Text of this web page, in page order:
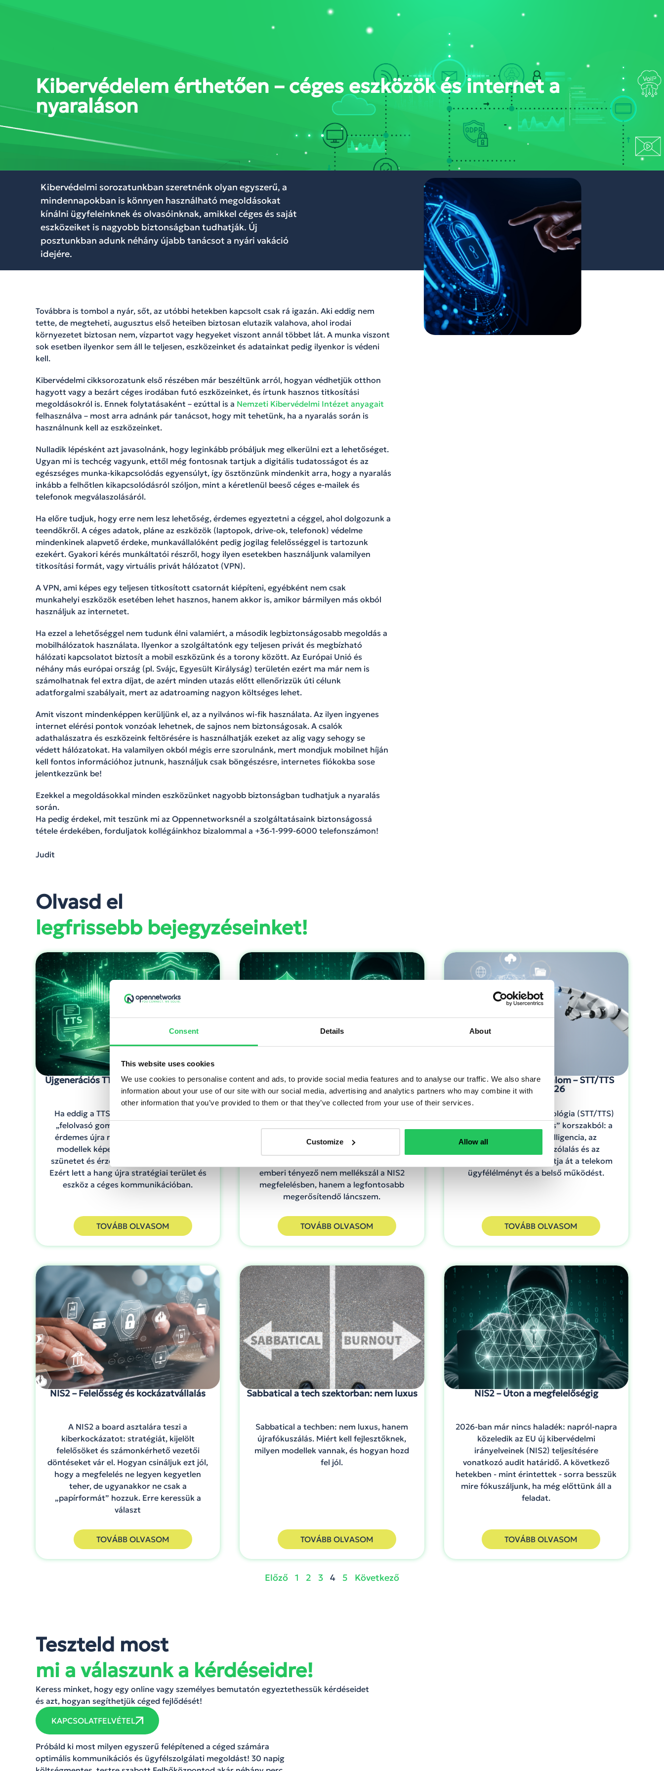
Consent Details About
This website uses cookies
We use cookies to personalise content and ads, to provide social media features and to analyse our traffic. We also share
information about your use of our site with our social media, advertising and analytics partners who may combine it with
other information that you’ve provided to them or that they’ve collected from your use of their services.
Customize Allow all
Kibervédelem érthetően – céges eszközök és internet a
nyaraláson
Kibervédelmi sorozatunkban szeretnénk olyan egyszerű, a
mindennapokban is könnyen használható megoldásokat
kínálni ügyfeleinknek és olvasóinknak, amikkel céges és saját
eszközeiket is nagyobb biztonságban tudhatják. Új
posztunkban adunk néhány újabb tanácsot a nyári vakáció
idejére.
Továbbra is tombol a nyár, sőt, az utóbbi hetekben kapcsolt csak rá igazán. Aki eddig nem
tette, de megteheti, augusztus első heteiben biztosan elutazik valahova, ahol irodai
környezetet biztosan nem, vízpartot vagy hegyeket viszont annál többet lát. A munka viszont
sok esetben ilyenkor sem áll le teljesen, eszközeinket és adatainkat pedig ilyenkor is védeni
kell.
Kibervédelmi cikksorozatunk első részében már beszéltünk arról, hogyan védhetjük otthon
hagyott vagy a bezárt céges irodában futó eszközeinket, és írtunk hasznos titkosítási
megoldásokról is. Ennek folytatásaként – ezúttal is a Nemzeti Kibervédelmi Intézet anyagait
felhasználva – most arra adnánk pár tanácsot, hogy mit tehetünk, ha a nyaralás során is
használnunk kell az eszközeinket.
Nulladik lépésként azt javasolnánk, hogy leginkább próbáljuk meg elkerülni ezt a lehetőséget.
Ugyan mi is techcég vagyunk, ettől még fontosnak tartjuk a digitális tudatosságot és az
egészséges munka-kikapcsolódás egyensúlyt, így ösztönzünk mindenkit arra, hogy a nyaralás
inkább a felhőtlen kikapcsolódásról szóljon, mint a kéretlenül beeső céges e-mailek és
telefonok megválaszolásáról.
Ha előre tudjuk, hogy erre nem lesz lehetőség, érdemes egyeztetni a céggel, ahol dolgozunk a
teendőkről. A céges adatok, pláne az eszközök (laptopok, drive-ok, telefonok) védelme
mindenkinek alapvető érdeke, munkavállalóként pedig jogilag felelősséggel is tartozunk
ezekért. Gyakori kérés munkáltatói részről, hogy ilyen esetekben használjunk valamilyen
titkosítási formát, vagy virtuális privát hálózatot (VPN).
A VPN, ami képes egy teljesen titkosított csatornát kiépíteni, egyébként nem csak
munkahelyi eszközök esetében lehet hasznos, hanem akkor is, amikor bármilyen más okból
használjuk az internetet.
Ha ezzel a lehetőséggel nem tudunk élni valamiért, a második legbiztonságosabb megoldás a
mobilhálózatok használata. Ilyenkor a szolgáltatónk egy teljesen privát és megbízható
hálózati kapcsolatot biztosít a mobil eszközünk és a torony között. Az Európai Unió és
néhány más európai ország (pl. Svájc, Egyesült Királyság) területén ezért ma már nem is
számolhatnak fel extra díjat, de azért minden utazás előtt ellenőrizzük úti célunk
adatforgalmi szabályait, mert az adatroaming nagyon költséges lehet.
Amit viszont mindenképpen kerüljünk el, az a nyilvános wi-fik használata. Az ilyen ingyenes
internet elérési pontok vonzóak lehetnek, de sajnos nem biztonságosak. A csalók
adathalászatra és eszközeink feltörésére is használhatják ezeket az alig vagy sehogy se
védett hálózatokat. Ha valamilyen okból mégis erre szorulnánk, mert mondjuk mobilnet híján
kell fontos információhoz jutnunk, használjuk csak böngészésre, internetes fiókokba sose
jelentkezzünk be!
Ezekkel a megoldásokkal minden eszközünket nagyobb biztonságban tudhatjuk a nyaralás
során.
Ha pedig érdekel, mit teszünk mi az Oppennetworksnél a szolgáltatásaink biztonságossá
tétele érdekében, forduljatok kollégáinkhoz bizalommal a +36-1-999-6000 telefonszámon!
Judit
Olvasd el
legfrissebb bejegyzéseinket!
Újgenerációs TTS: a hang újra stratégiai
eszköz
Ha eddig a TTS-t (Text-to-Speech) csak
„felolvasó gombnak” láttad, 2026-ban
érdemes újra ránézni. Az új generációs
modellek képesek tempót, hangsúlyt,
szünetet és érzelmi árnyalatot is kezelni.
Ezért lett a hang újra stratégiai terület és
eszköz a céges kommunikációban.
TOVÁBB OLVASOM
NIS2: Te is lehetsz a leggyengébb láncszem
miért volt elég egy rossz kattintás, egy
emberi tényező nem mellékszál a NIS2
megfelelésben, hanem a legfontosabb
megerősítendő láncszem.
TOVÁBB OLVASOM
Beszéd: élmény és bizalom – STT/TTS
trendek 2026
2026-ban a beszédtechnológia (STT/TTS)
kilép az „átírás–felolvasás” korszakból: a
kontextusfüggő intelligencia, az
érzelemgazdag megszólalás és az
adatbizalom együtt alakítja át a telekom
ügyfélélményt és a belső működést.
TOVÁBB OLVASOM
NIS2 – Felelősség és kockázatvállalás
A NIS2 a board asztalára teszi a
kiberkockázatot: stratégiát, kijelölt
felelősöket és számonkérhető vezetői
döntéseket vár el. Hogyan csináljuk ezt jól,
hogy a megfelelés ne legyen kegyetlen
teher, de ugyanakkor ne csak a
„papírformát” hozzuk. Erre keressük a
választ
TOVÁBB OLVASOM
Sabbatical a tech szektorban: nem luxus
Sabbatical a techben: nem luxus, hanem
újrafókuszálás. Miért kell fejlesztőknek,
milyen modellek vannak, és hogyan hozd
fel jól.
TOVÁBB OLVASOM
NIS2 – Úton a megfelelőségig
2026-ban már nincs haladék: napról-napra
közeledik az EU új kibervédelmi
irányelveinek (NIS2) teljesítésére
vonatkozó audit határidő. A következő
hetekben - mint érintettek - sorra besszük
mire fókuszáljunk, ha még előttünk áll a
feladat.
TOVÁBB OLVASOM
Előző 1 2 3 4 5 Következő
Teszteld most
mi a válaszunk a kérdéseidre!
Keress minket, hogy egy online vagy személyes bemutatón egyeztethessük kérdéseidet
és azt, hogyan segíthetjük céged fejlődését!
KAPCSOLATFELVÉTEL
Próbáld ki most milyen egyszerű felépítened a céged számára
optimális kommunikációs és ügyfélszolgálati megoldást! 30 napig